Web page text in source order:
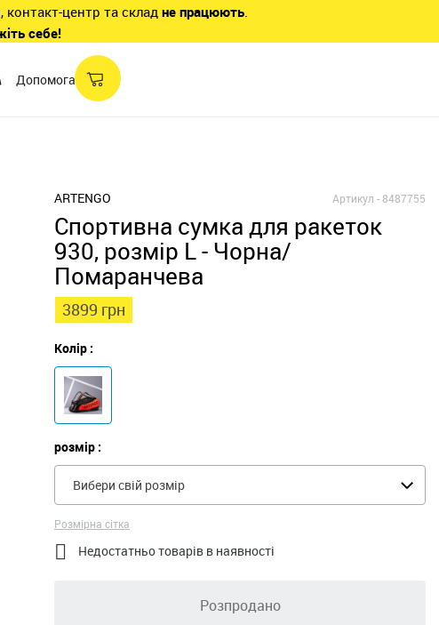
контакт-центр та складне працюють.
себе!
Допомога
ARTENGO Артикул -8487755
Спортивна сумка для ракеток
930, розмір L - Чорна/
Помаранчева
3899 грн
Колір :
розмір :
Вибери свій розмір
Розмірна сітка
 Недостатньо товарів в наявності
Розпродано